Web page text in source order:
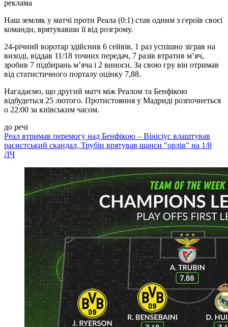
реклама
Наш земляк у матчі проти Реала (0:1) став одним з героїв своєї
команди, врятувавши її від розгрому.
24-річний воротар здійснив 6 сейвів, 1 раз успішно зіграв на
виході, віддав 11/18 точних передач, 7 разів втратив мʼяч,
зробив 7 підбирань мʼяча і 2 виноси. За свою гру він отримав
від статистичного порталу оцінку 7,88.
Нагадаємо, що другий матч між Реалом та Бенфікою
відбудеться 25 лютого. Протистояння у Мадриді розпочнеться
о 22:00 за київським часом.
до речі
Реал втримав перемогу над Бенфікою – Вінісіус влаштував
расистський скандал, Трубін врятував шанси "орлів" на 1/8
ЛЧ